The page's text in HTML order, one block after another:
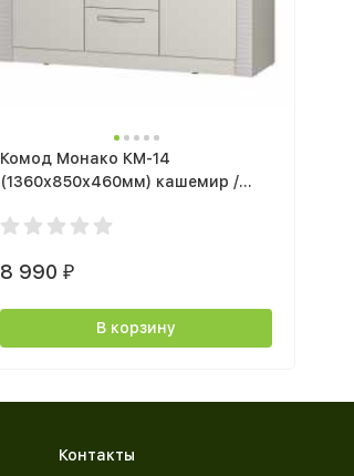
Комод Монако КМ-14
(1360х850х460мм) кашемир /
8 990 ₽
В корзину
Контакты